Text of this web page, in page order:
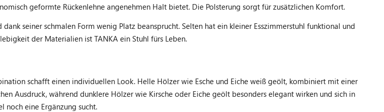
geformte Rückenlehne angenehmen Halt bietet. Die Polsterung sorgt für zusätzlichen Komfort.
seiner schmalen Form wenig Platz beansprucht. Selten hat ein kleiner Esszimmerstuhl funktional und
der Materialien ist TANKA ein Stuhl fürs Leben.
schafft einen individuellen Look. Helle Hölzer wie Esche und Eiche weiß geölt, kombiniert mit einer
Ausdruck, während dunklere Hölzer wie Kirsche oder Eiche geölt besonders elegant wirken und sich in
noch eine Ergänzung sucht.